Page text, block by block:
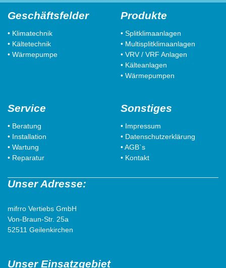
Geschäftsfelder
• Klimatechnik
• Kältetechnik
• Wärmepumpe
Produkte
• Splitklimaanlagen
• Multisplitklimaanlagen
• VRV / VRF Anlagen
• Kälteanlagen
• Wärmepumpen
Service
• Beratung
• Installation
• Wartung
• Reparatur
Sonstiges
• Impressum
• Datenschutzerklärung
• AGB`s
• Kontakt
Unser Adresse:
mifrro Vertiebs GmbH
Von-Braun-Str. 25a
52511 Geilenkirchen
Unser Einsatzgebiet